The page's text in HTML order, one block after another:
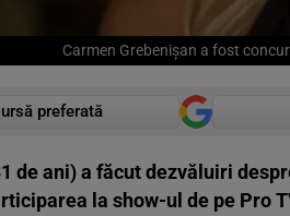
Carmen Grebenișan a fost
preferată
de ani) a făcut dezvăluiri
la show-ul de pe Pro